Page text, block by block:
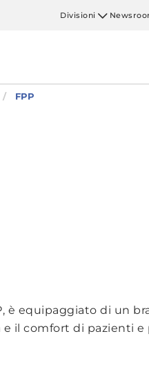
Divisioni
FPP
è equipaggiato di un
il comfort di pazienti e